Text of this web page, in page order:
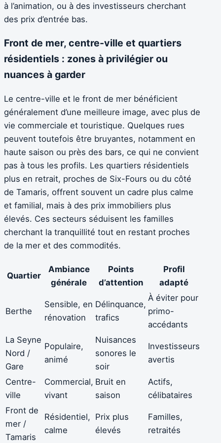
à l’animation, ou à des investisseurs cherchant
des prix d’entrée bas.
Front de mer, centre-ville et quartiers
résidentiels : zones à privilégier ou
nuances à garder
Le centre-ville et le front de mer bénéficient
généralement d’une meilleure image, avec plus de
vie commerciale et touristique. Quelques rues
peuvent toutefois être bruyantes, notamment en
haute saison ou près des bars, ce qui ne convient
pas à tous les profils. Les quartiers résidentiels
plus en retrait, proches de Six-Fours ou du côté
de Tamaris, offrent souvent un cadre plus calme
et familial, mais à des prix immobiliers plus
élevés. Ces secteurs séduisent les familles
cherchant la tranquillité tout en restant proches
de la mer et des commodités.
Quartier
Ambiance
générale
Points
d’attention
Profil
adapté
Berthe
Sensible, en
rénovation
Délinquance,
trafics
À éviter pour
primo-
accédants
La Seyne
Nord /
Gare
Populaire,
animé
Nuisances
sonores le
soir
Investisseurs
avertis
Centre-
ville
Commercial,
vivant
Bruit en
saison
Actifs,
célibataires
Front de
mer /
Tamaris
Résidentiel,
calme
Prix plus
élevés
Familles,
retraités